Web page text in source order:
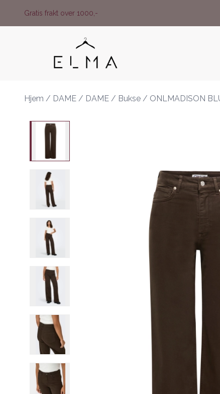
Gratis frakt over 1000,-
Hjem / DAME / DAME / Bukse / ONLMADISON